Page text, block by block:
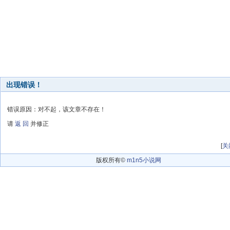
出现错误！
错误原因：对不起，该文章不存在！
请 返 回 并修正
[关
版权所有© m1n5小说网